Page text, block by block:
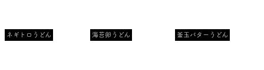
ネギトロうどん 海苔卵うどん 釜玉バターうどん